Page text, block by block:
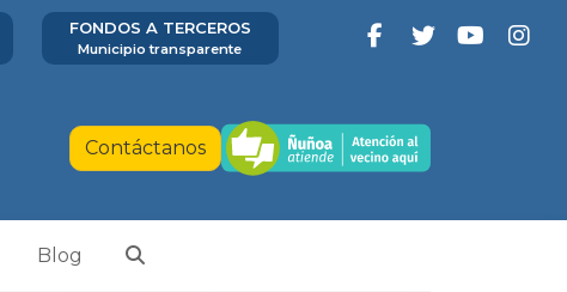
FONDOS A TERCEROS
Municipio transparente
Contáctanos
Blog